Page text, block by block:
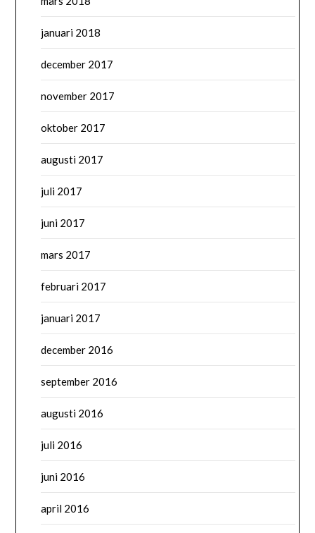
januari 2018
december 2017
november 2017
oktober 2017
augusti 2017
juli 2017
juni 2017
mars 2017
februari 2017
januari 2017
december 2016
september 2016
augusti 2016
juli 2016
juni 2016
april 2016